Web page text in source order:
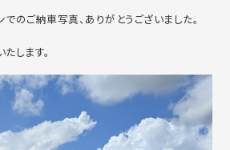
のご納車写真、ありがとうございました。
します。